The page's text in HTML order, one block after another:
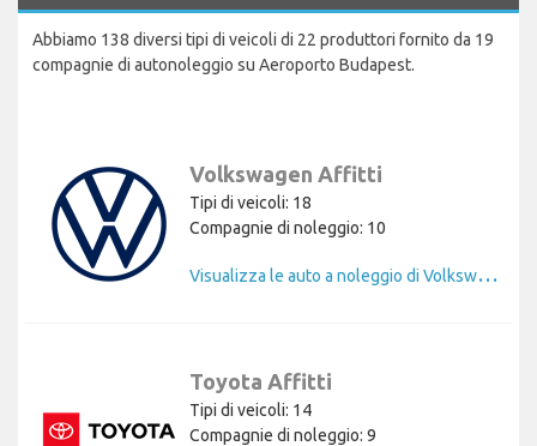
Abbiamo 138 diversi tipi di veicoli di 22 produttori fornito da 19
compagnie di autonoleggio su Aeroporto Budapest.
Volkswagen Affitti
Tipi di veicoli: 18
Compagnie di noleggio: 10
V
isualizza le auto a noleggio di Volkswagen
Toyota Affitti
Tipi di veicoli: 14
Compagnie di noleggio: 9